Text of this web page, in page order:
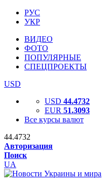
РУС
УКР
ВИДЕО
ФОТО
ПОПУЛЯРНЫЕ
СПЕЦПРОЕКТЫ
USD
USD 44.4732
EUR 51.3093
Все курсы валют
44.4732
Авторизация
Поиск
UA